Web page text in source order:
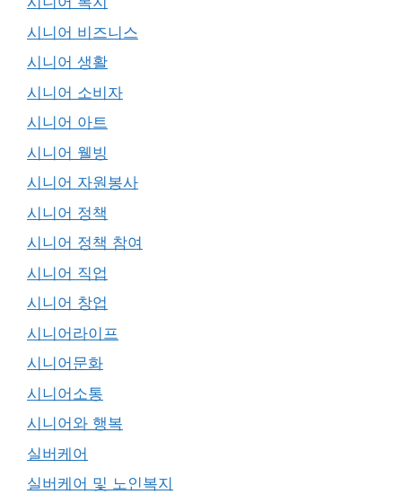
시니어 비즈니스
시니어 생활
시니어 소비자
시니어 아트
시니어 웰빙
시니어 자원봉사
시니어 정책
시니어 정책 참여
시니어 직업
시니어 창업
시니어라이프
시니어문화
시니어소통
시니어와 행복
실버케어
실버케어 및 노인복지